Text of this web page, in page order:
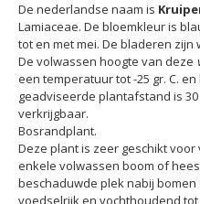
De nederlandse naam is
Lamiaceae. De bloemkleur is
tot en met mei. De bladeren zijn
De volwassen hoogte van deze
een temperatuur tot -25 gr. C.
geadviseerde plantafstand is 30
verkrijgbaar.
Bosrandplant.
Deze plant is zeer geschikt
enkele volwassen boom of
beschaduwde plek nabij
voedselrijk en vochthoudend